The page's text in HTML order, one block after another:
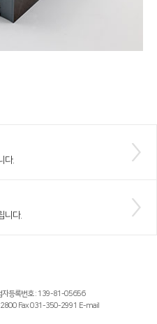
다.
니다.
등록번호 : 139-81-05656
2800 Fax 031-350-2991 E-mail